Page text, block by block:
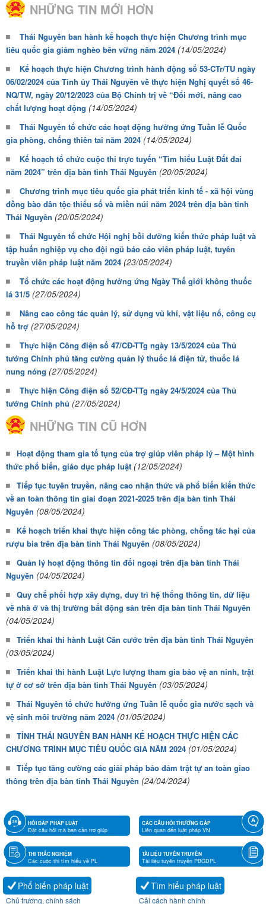
NHỮNG TIN MỚI HƠN
Thái Nguyên ban hành kế hoạch thực hiện Chương trình mục
tiêu quốc gia giảm nghèo bền vững năm 2024 (14/05/2024)
Kế hoạch thực hiện Chương trình hành động số 53-CTr/TU ngày
06/02/2024 của Tỉnh ủy Thái Nguyên về thực hiện Nghị quyết số 46-
NQ/TW, ngày 20/12/2023 của Bộ Chính trị về “Đổi mới, nâng cao
chất lượng hoạt động (14/05/2024)
Thái Nguyên tổ chức các hoạt động hưởng ứng Tuần lễ Quốc
gia phòng, chống thiên tai năm 2024 (14/05/2024)
Kế hoạch tổ chức cuộc thi trực tuyến “Tìm hiểu Luật Đất đai
năm 2024” trên địa bàn tỉnh Thái Nguyên (20/05/2024)
Chương trình mục tiêu quốc gia phát triển kinh tế - xã hội vùng
đồng bào dân tộc thiểu số và miền núi năm 2024 trên địa bàn tỉnh
Thái Nguyên (20/05/2024)
Thái Nguyên tổ chức Hội nghị bồi dưỡng kiến thức pháp luật và
tập huấn nghiệp vụ cho đội ngũ báo cáo viên pháp luật, tuyên
truyền viên pháp luật năm 2024 (23/05/2024)
Tổ chức các hoạt động hưởng ứng Ngày Thế giới không thuốc
lá 31/5 (27/05/2024)
Nâng cao công tác quản lý, sử dụng vũ khí, vật liệu nổ, công cụ
hỗ trợ (27/05/2024)
Thực hiện Công điện số 47/CĐ-TTg ngày 13/5/2024 của Thủ
tướng Chính phủ tăng cường quản lý thuốc lá điện tử, thuốc lá
nung nóng (27/05/2024)
Thực hiện Công điện số 52/CĐ-TTg ngày 24/5/2024 của Thủ
tướng Chính phủ (27/05/2024)
NHỮNG TIN CŨ HƠN
Hoạt động tham gia tố tụng của trợ giúp viên pháp lý – Một hình
thức phổ biến, giáo dục pháp luật (12/05/2024)
Tiếp tục tuyên truyền, nâng cao nhận thức và phổ biến kiến thức
về an toàn thông tin giai đoạn 2021-2025 trên địa bàn tỉnh Thái
Nguyên (08/05/2024)
Kế hoạch triển khai thực hiện công tác phòng, chống tác hại của
rượu bia trên địa bàn tỉnh Thái Nguyên (08/05/2024)
Quản lý hoạt động thông tin đối ngoại trên địa bàn tỉnh Thái
Nguyên (04/05/2024)
Quy chế phối hợp xây dựng, duy trì hệ thống thông tin, dữ liệu
về nhà ở và thị trường bất động sản trên địa bàn tỉnh Thái Nguyên
(04/05/2024)
Triển khai thi hành Luật Căn cước trên địa bàn tỉnh Thái Nguyên
(03/05/2024)
Triển khai thi hành Luật Lực lượng tham gia bảo vệ an ninh, trật
tự ở cơ sở trên địa bàn tỉnh Thái Nguyên (03/05/2024)
Thái Nguyên tổ chức hưởng ứng Tuần lễ quốc gia nước sạch và
vệ sinh môi trường năm 2024 (01/05/2024)
TỈNH THÁI NGUYÊN BAN HÀNH KẾ HOẠCH THỰC HIỆN CÁC
CHƯƠNG TRÌNH MỤC TIÊU QUỐC GIA NĂM 2024 (01/05/2024)
Tiếp tục tăng cường các giải pháp bảo đảm trật tự an toàn giao
thông trên địa bàn tỉnh Thái Nguyên (24/04/2024)
HỎI ĐÁP PHÁP LUẬT
Đặt câu hỏi mà bạn cần trợ giúp
CÁC CÂU HỎI THƯỜNG GẶP
Liên quan đến luật pháp VN
THI TRẮC NGHIỆM
Các cuộc thi tìm hiểu về PL
TÀI LIỆU TUYÊN TRUYỀN
Tài liệu tuyên truyền PBGDPL
Phổ biến pháp luật
Chủ trương, chính sách
Tìm hiểu pháp luật
Cải cách hành chính